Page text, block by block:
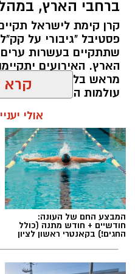
תחת כיפת השמיים, עם
הארץ, מתצפיות
ובגרמי שמיים, דרך
ולינה בחניוני הלילה
המחברות בין טבע, מדע
אפרת רוחין, ממונת
רשות הטבע והגנים:
עולם אחר. השקט,
הכוכבים יוצרים חוויה
אחרים. כדי ליהנות
צריך ציוד מיוחד או
להגיע למקום חשוך
ברחבי הארץ,
קרן קימת לישראל
פסטיבל "גיבורי על
שתתקיים בעשרות ערים
הארץ. האירועים
מראש בלבד, ויציעו
עולמות הטבע, הסביבה,
אלדה נתנאל / 07:27 06.07.26
תגים:פסטיבל "גיבורי
קרא
אולי
המבצע החם של העונה:
חודשיים + חודש מתנה (כולל